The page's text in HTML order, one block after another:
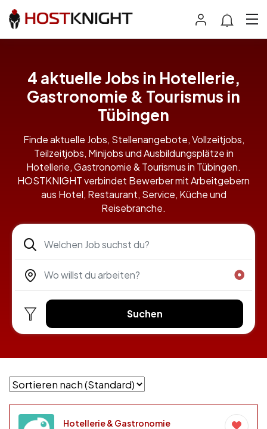
4 aktuelle Jobs in Hotellerie,
Gastronomie & Tourismus in
Tübingen
Finde aktuelle Jobs, Stellenangebote, Vollzeitjobs,
Teilzeitjobs, Minijobs und Ausbildungsplätze in
Hotellerie, Gastronomie & Tourismus in Tübingen.
HOSTKNIGHT verbindet Bewerber mit Arbeitgebern
aus Hotel, Restaurant, Service, Küche und
Reisebranche.
Suchen
Hotellerie & Gastronomie